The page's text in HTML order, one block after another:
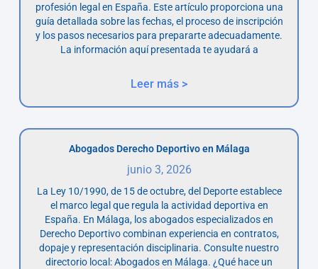
profesión legal en España. Este artículo proporciona una
guía detallada sobre las fechas, el proceso de inscripción
y los pasos necesarios para prepararte adecuadamente.
La información aquí presentada te ayudará a
Leer más >
Abogados Derecho Deportivo en Málaga
junio 3, 2026
La Ley 10/1990, de 15 de octubre, del Deporte establece
el marco legal que regula la actividad deportiva en
España. En Málaga, los abogados especializados en
Derecho Deportivo combinan experiencia en contratos,
dopaje y representación disciplinaria. Consulte nuestro
directorio local: Abogados en Málaga. ¿Qué hace un